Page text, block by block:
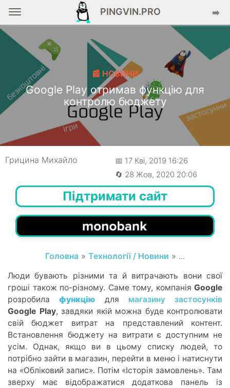
PINGVIN.PRO ➡️
📰 НОВИНИ
Google Play отримав функцію для
контролю бюджету
Грицина Михайло
📅 17 Кві, 2019 16:26
🔄 28 Жов, 2020 20:06
Підтримати сайт
Головна » Технології / Новини » ...
Люди бувають різними та й витрачають вони свої
гроші також по-різному. Саме тому, компанія Google
розробилафункцію для магазину застосунків
Google Play, завдяки якій можна буде контролювати
свій бюджет витрат на представлений контент.
Встановлення бюджету на витрати є доступним не
усім. Однак, якщо ви в цьому списку людей, то
потрібно зайти в магазин, перейти в меню і натиснути
на «Обліковий запис». Потім «Історія замовлень». Там
зверху має відображатися додаткова панель із